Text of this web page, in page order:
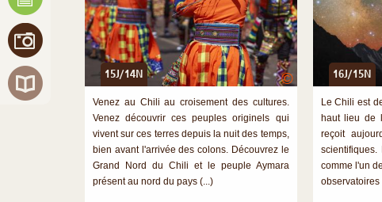
15J/14N ©
Venez au Chili au croisement des cultures.
Venez découvrir ces peuples originels qui
vivent sur ces terres depuis la nuit des temps,
bien avant l'arrivée des colons. Découvrez le
Grand Nord du Chili et le peuple Aymara
présent au nord du pays (...)
16J/15N
Le Chili est
haut lieu de
reçoit
comme l'un
observatoires